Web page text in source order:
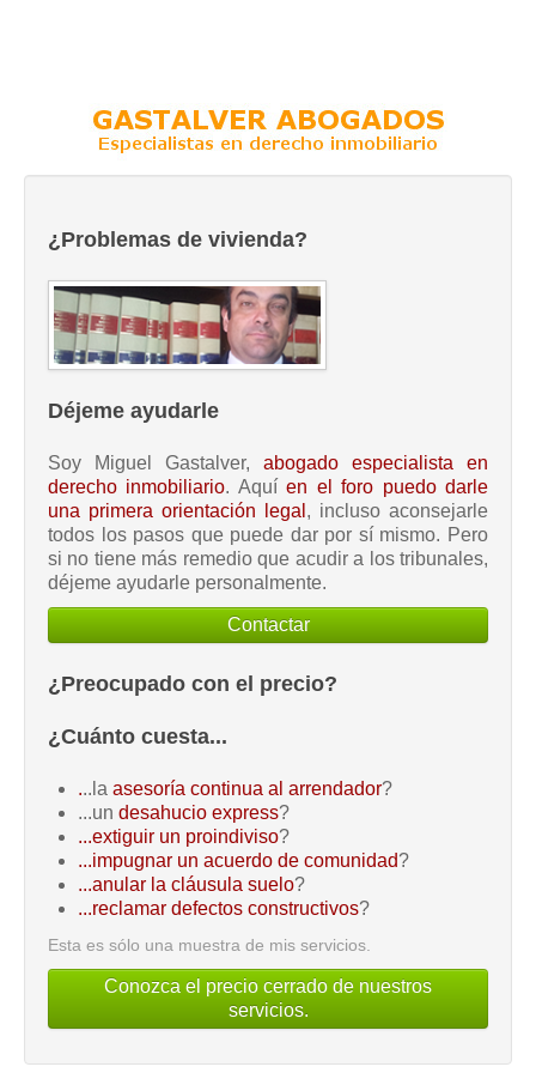
¿Problemas de vivienda?
Déjeme ayudarle
Soy Miguel Gastalver, abogado especialista en
derecho inmobiliario. Aquíen el foro puedo darle
una primera orientación legal , incluso aconsejarle
todos los pasos que puede dar por sí mismo. Pero
si no tiene más remedio que acudir a los tribunales,
déjeme ayudarle personalmente.
Contactar
¿Preocupado con el precio?
¿Cuánto cuesta...
...la asesoría continua al arrendador?
...un desahucio express?
...extiguir un proindiviso?
...impugnar un acuerdo de comunidad?
...anular la cláusula suelo?
...reclamar defectos constructivos?
Esta es sólo una muestra de mis servicios.
Conozca el precio cerrado de nuestros
servicios.